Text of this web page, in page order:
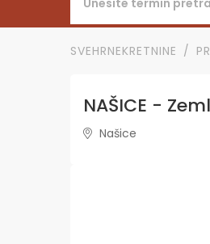
SVEHRNEKRETNINE
NAŠICE -
Našice